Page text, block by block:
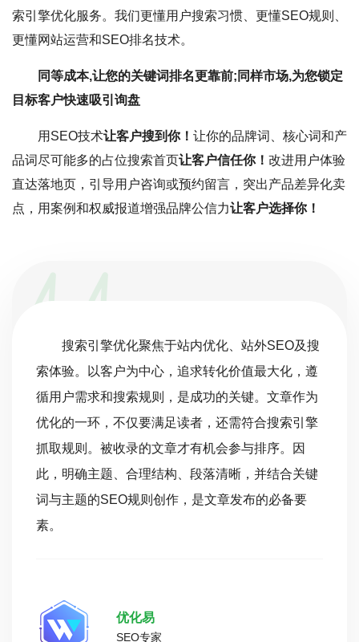
索引擎优化服务。我们更懂用户搜索习惯、更懂SEO规则、
更懂网站运营和SEO排名技术。
同等成本,让您的关键词排名更靠前;同样市场,为您锁定
目标客户快速吸引询盘
用SEO技术让客户搜到你！ 让你的品牌词、核心词和产
品词尽可能多的占位搜索首页让客户信任你！ 改进用户体验
直达落地页，引导用户咨询或预约留言，突出产品差异化卖
点，用案例和权威报道增强品牌公信力让客户选择你！
搜索引擎优化聚焦于站内优化、站外SEO及搜
索体验。以客户为中心，追求转化价值最大化，遵
循用户需求和搜索规则，是成功的关键。文章作为
优化的一环，不仅要满足读者，还需符合搜索引擎
抓取规则。被收录的文章才有机会参与排序。因
此，明确主题、合理结构、段落清晰，并结合关键
词与主题的SEO规则创作，是文章发布的必备要
素。
优化易
SEO专家